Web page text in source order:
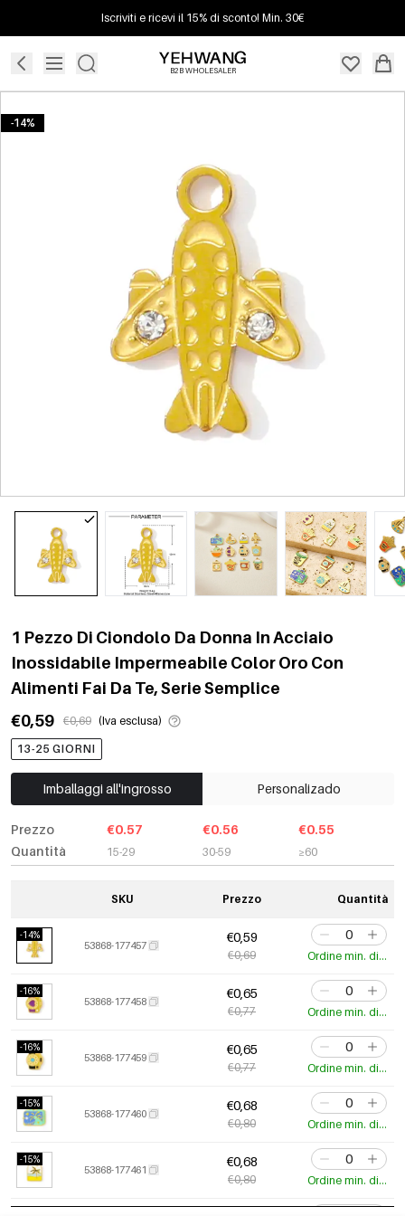
Iscriviti e ricevi il 15% di sconto! Min. 30€
B2B WHOLESALER
-14%
1 Pezzo Di Ciondolo Da Donna In Acciaio
Inossidabile Impermeabile Color Oro Con
Alimenti Fai Da Te, Serie Semplice
€0,59
€0,69 (Iva esclusa)
13-25 GIORNI
Imballaggi all'ingrosso Personalizado
Prezzo
Quantità
€0.57
15-29
€0.56
30-59
€0.55
≥60
SKU Prezzo Quantità
-14%
53868-177457
€0,59
€0,69 Ordine min. di 3 pz.
-16%
53868-177458
€0,65
€0,77 Ordine min. di 3 pz.
-16%
53868-177459
€0,65
€0,77 Ordine min. di 3 pz.
-15%
53868-177460
€0,68
€0,80 Ordine min. di 3 pz.
-15%
53868-177461
€0,68
€0,80 Ordine min. di 3 pz.